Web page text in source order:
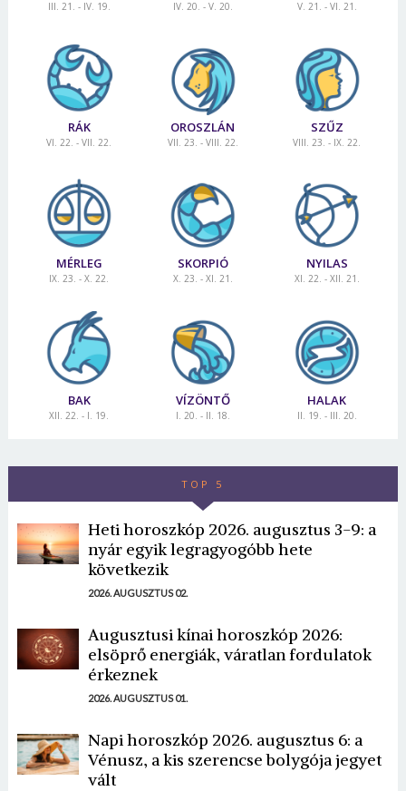
III. 21. - IV. 19. IV. 20. - V. 20. V. 21. - VI. 21.
RÁK
VI. 22. - VII. 22.
OROSZLÁN
VII. 23. - VIII. 22.
SZŰZ
VIII. 23. - IX. 22.
MÉRLEG
IX. 23. - X. 22.
SKORPIÓ
X. 23. - XI. 21.
NYILAS
XI. 22. - XII. 21.
BAK
XII. 22. - I. 19.
VÍZÖNTŐ
I. 20. - II. 18.
HALAK
II. 19. - III. 20.
TOP 5
Heti horoszkóp 2026. augusztus 3-9: a
nyár egyik legragyogóbb hete
következik
2026. AUGUSZTUS 02.
Augusztusi kínai horoszkóp 2026:
elsöprő energiák, váratlan fordulatok
érkeznek
2026. AUGUSZTUS 01.
Napi horoszkóp 2026. augusztus 6: a
Vénusz, a kis szerencse bolygója jegyet
vált